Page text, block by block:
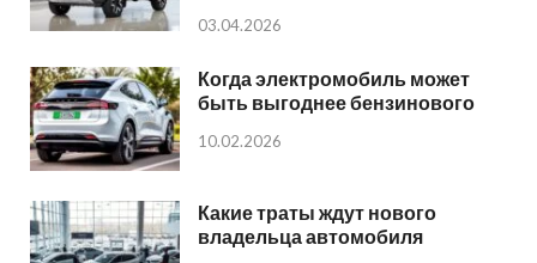
03.04.2026
Когда электромобиль может
быть выгоднее бензинового
10.02.2026
Какие траты ждут нового
владельца автомобиля